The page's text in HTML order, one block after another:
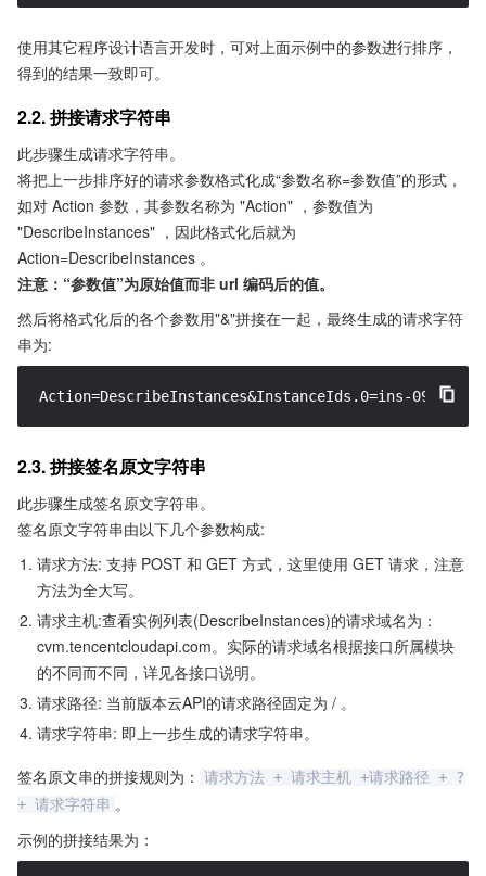
使用其它程序设计语言开发时，可对上面示例中的参数进行排序，
得到的结果一致即可。
2.2. 拼接请求字符串
此步骤生成请求字符串。
将把上一步排序好的请求参数格式化成“参数名称=参数值”的形式，
如对 Action 参数，其参数名称为 "Action" ，参数值为
"DescribeInstances" ，因此格式化后就为
Action=DescribeInstances 。
注意：“参数值”为原始值而非 url 编码后的值。
然后将格式化后的各个参数用"&"拼接在一起，最终生成的请求字符
串为:
Action=DescribeInstances&InstanceIds.0=ins-
2.3. 拼接签名原文字符串
此步骤生成签名原文字符串。
签名原文字符串由以下几个参数构成:
请求方法: 支持 POST 和 GET 方式，这里使用 GET 请求，注意
方法为全大写。
请求主机:查看实例列表(DescribeInstances)的请求域名为：
cvm.tencentcloudapi.com。实际的请求域名根据接口所属模块
的不同而不同，详见各接口说明。
请求路径: 当前版本云API的请求路径固定为 / 。
请求字符串: 即上一步生成的请求字符串。
签名原文串的拼接规则为：
请求方法 + 请求主机 +请求路径 + ?
+ 请求字符串 。
示例的拼接结果为：